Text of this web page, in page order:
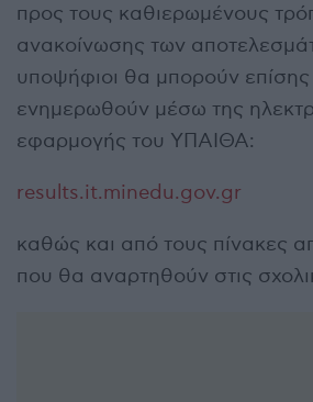
προς τους καθιερωμένους
ανακοίνωσης των
υποψήφιοι θα μπορούν επίσης
ενημερωθούν μέσω της
εφαρμογής του ΥΠΑΙΘΑ:
results.it.minedu.gov.gr
καθώς και από τους πίνακες
που θα αναρτηθούν στις